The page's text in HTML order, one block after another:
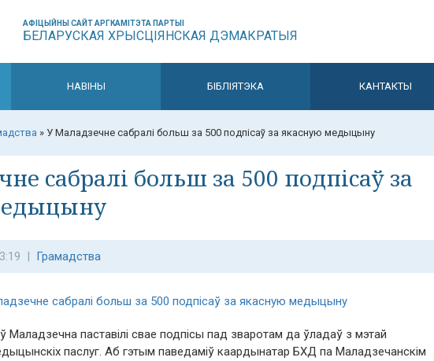
АФІЦЫЙНЫ САЙТ АРГКАМІТЭТА ПАРТЫІ
БЕЛАРУСКАЯ ХРЫСЦІЯНСКАЯ ДЭМАКРАТЫЯ
НАВІНЫ БІБЛІЯТЭКА КАНТАКТЫ
» У Маладзечне сабралі больш за 500 подпісаў за якасную медыцыну
сабралі больш за 500 подпісаў за
| Грамадства
паставілі свае подпісы пад зваротам да ўладаў з мэтай
паслуг. Аб гэтым паведаміў каардынатар БХД па Маладзечанскім